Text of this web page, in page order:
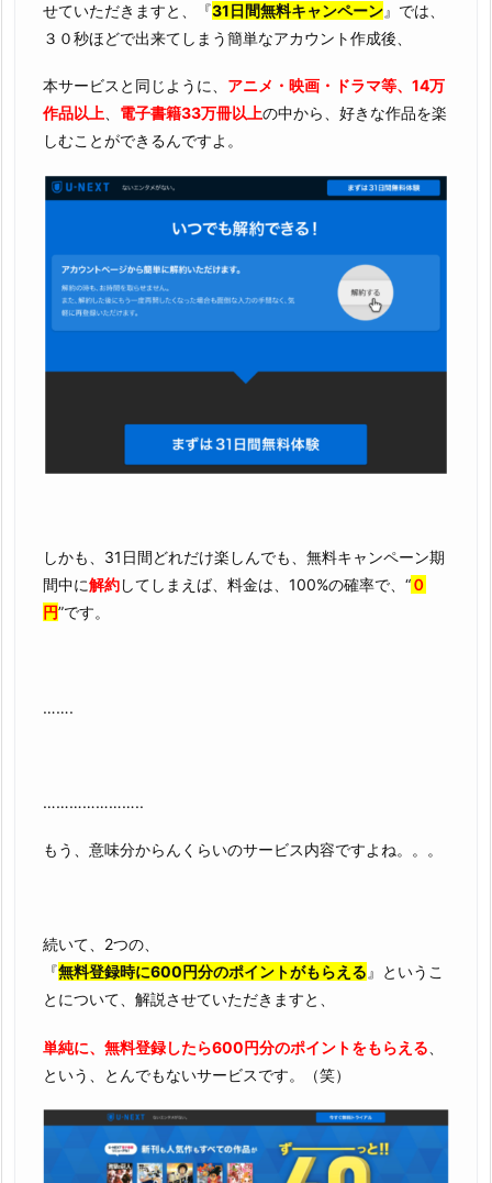
せていただきますと、『31日間無料キャンペーン』では、
３０秒ほどで出来てしまう簡単なアカウント作成後、
本サービスと同じように、 アニメ・映画・ドラマ等、14万
作品以上
電子書籍33万冊以上の中から、好きな作品を楽
しむことができるんですよ。
しかも、31日間どれだけ楽しんでも、無料キャンペーン期
間中に解約してしまえば、料金は、100%の確率で、“０
円”です。
…….
…………………..
もう、意味分からんくらいのサービス内容ですよね。。。
続いて、2つの、
『無料登録時に600円分のポイントがもらえる』というこ
とについて、解説させていただきますと、
単純に、無料登録したら600円分のポイントをもらえる
という、とんでもないサービスです。（笑）